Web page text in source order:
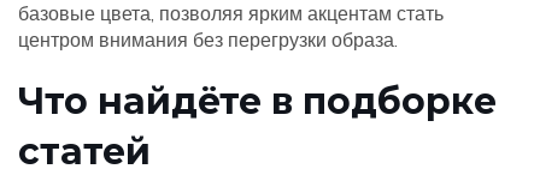
базовые цвета, позволяя ярким акцентам стать
центром внимания без перегрузки образа.
Что найдёте в подборке
статей